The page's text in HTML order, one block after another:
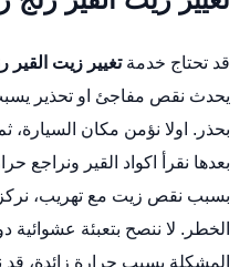
قد تحتاج خدمةتغيير زيت القير
يحدث نقص مفاجئ او تحذير
بحذر. اولا نؤمن مكان
بعدها نقرأ اكواد القير ونراجع
بسبب نقص زيت مع تهريب،
الخطر. لا ننصح بتعبئة
المشكلة بسبب حرارة زائدة،